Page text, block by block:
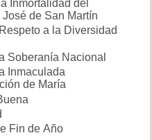
Inmortalidad del
de San Martín
a la Diversidad
Soberanía Nacional
Inmaculada
de María
Fin de Año